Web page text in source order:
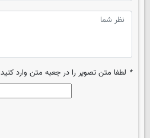
* لطفا متن تصویر را در جعبه متن وارد کنید